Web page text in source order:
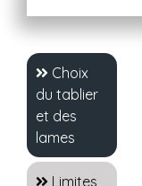
Choix
du tablier
et des
lames
Limites